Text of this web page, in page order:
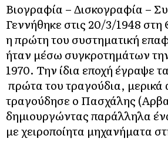
Βιογραφία – Δισκογραφία –
Γεννήθηκε στις 20/3/1948 στη
η πρώτη του συστηματική
ήταν μέσω συγκροτημάτων
1970. Την ίδια εποχή έγραψε
πρώτα του τραγούδια, μερικά
τραγούδησε ο Πασχάλης
δημιουργώντας παράλληλα
με χειροποίητα μηχανήματα